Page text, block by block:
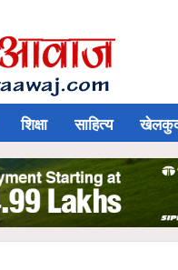
शिक्षा साहित्य